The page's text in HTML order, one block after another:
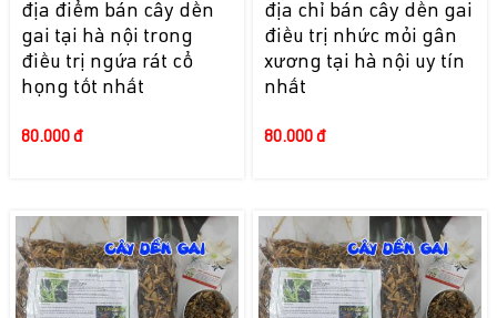
địa điểm bán cây dền
gai tại hà nội trong
điều trị ngứa rát cổ
họng tốt nhất
80.000 đ
địa chỉ bán cây dền gai
điều trị nhức mỏi gân
xương tại hà nội uy tín
nhất
80.000 đ